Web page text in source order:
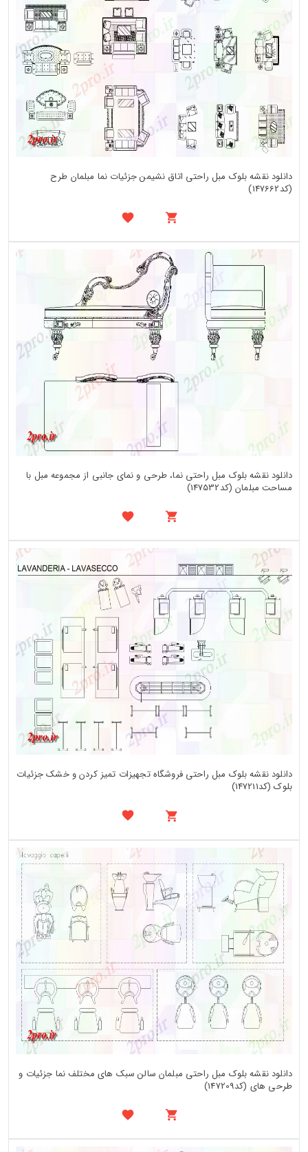
دانلود نقشه بلوک مبل راحتی اتاق نشیمن جزئیات نما مبلمان طرح
(کد147662)
دانلود نقشه بلوک مبل راحتی نما، طرحی و نمای جانبی از مجموعه مبل با
مساحت مبلمان (کد147532)
دانلود نقشه بلوک مبل راحتی فروشگاه تجهیزات تمیز کردن و خشک جزئیات
بلوک (کد147211)
دانلود نقشه بلوک مبل راحتی مبلمان سالن سبک های مختلف نما جزئیات و
طرحی های (کد147209)